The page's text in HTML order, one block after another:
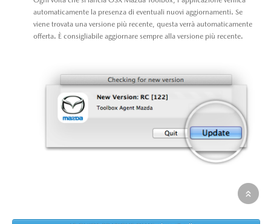
automaticamente la presenza di eventuali nuovi aggiornamenti. Se
viene trovata una versione più recente, questa verrà automaticamente
offerta. È consigliabile aggiornare sempre alla versione più recente.